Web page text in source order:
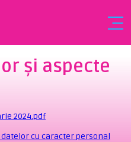
și aspecte
2024.pdf
cu caracter personal